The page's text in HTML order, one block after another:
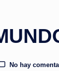
No hay